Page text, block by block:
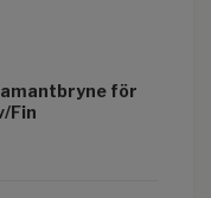
för
Fin